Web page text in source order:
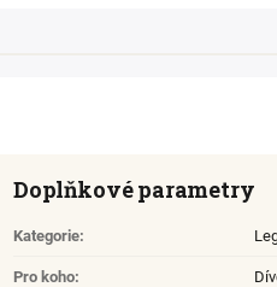
Doplňkové parametry
Kategorie:
Pro koho: